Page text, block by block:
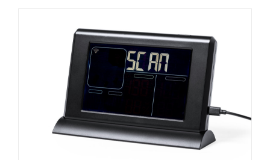
Las
opciones
pueden
elegir
la
página
de